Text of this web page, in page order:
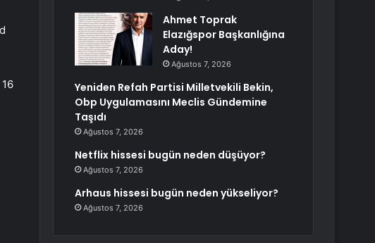
Ahmet Toprak
Elazığspor Başkanlığına
Aday!
Ağustos 7, 2026
Yeniden Refah Partisi Milletvekili Bekin,
Obp Uygulamasını Meclis Gündemine
Taşıdı
Ağustos 7, 2026
Netflix hissesi bugün neden düşüyor?
Ağustos 7, 2026
Arhaus hissesi bugün neden yükseliyor?
Ağustos 7, 2026